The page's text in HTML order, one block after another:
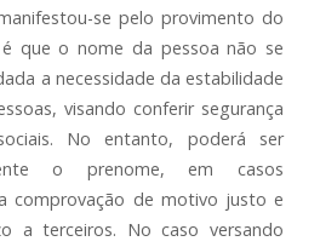
se pelo provimento do
que o nome da pessoa não se
a necessidade da estabilidade
visando conferir segurança
No entanto, poderá ser
o prenome, em casos
comprovação de motivo justo e
a terceiros. No caso versando